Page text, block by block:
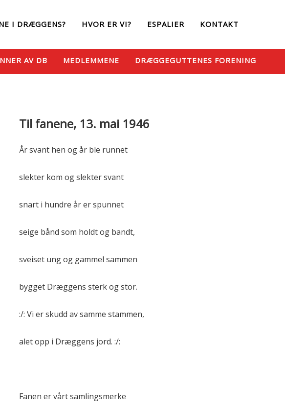
I DRÆGGENS? HVOR ER VI? ESPALIER KONTAKT
AV DB MEDLEMMENE DRÆGGEGUTTENES FORENING
Til fanene, 13. mai 1946
År svant hen og år ble runnet
slekter kom og slekter svant
snart i hundre år er spunnet
seige bånd som holdt og bandt,
sveiset ung og gammel sammen
bygget Dræggens sterk og stor.
:/: Vi er skudd av samme stammen,
alet opp i Dræggens jord. :/:
Fanen er vårt samlingsmerke